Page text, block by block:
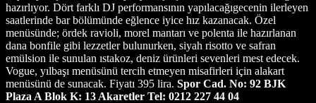
hazırlıyor. Dört farklı DJ performansının yapılacağıgecenin ilerleyen
saatlerinde bar bölümünde eğlence iyice hız kazanacak. Özel
menüsünde; ördek ravioli, morel mantarı ve polenta ile hazırlanan
dana bonfile gibi lezzetler bulunurken, siyah risotto ve safran
emülsion ile sunulan ıstakoz, deniz ürünleri sevenleri mest edecek.
Vogue, yılbaşı menüsünü tercih etmeyen misafirleri için alakart
menüsünü de sunacak. Fiyatı 395 lira. Spor Cad. No: 92 BJK
Plaza A Blok K: 13 Akaretler Tel: 0212 227 44 04